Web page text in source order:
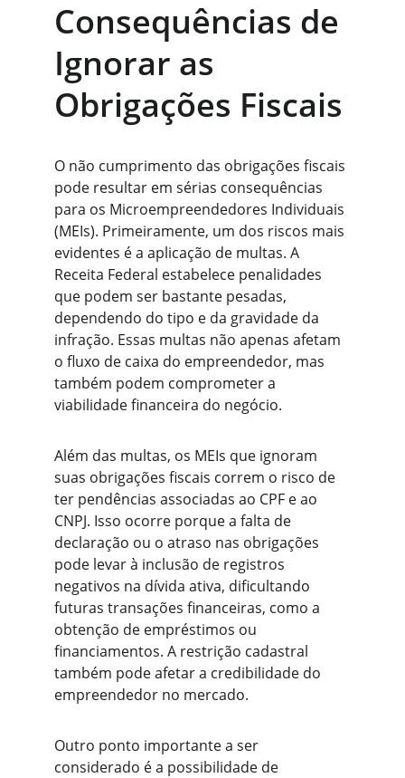
Consequências de
Ignorar as
Obrigações Fiscais
O não cumprimento das obrigações fiscais
pode resultar em sérias consequências
para os Microempreendedores Individuais
(MEIs). Primeiramente, um dos riscos mais
evidentes é a aplicação de multas. A
Receita Federal estabelece penalidades
que podem ser bastante pesadas,
dependendo do tipo e da gravidade da
infração. Essas multas não apenas afetam
o fluxo de caixa do empreendedor, mas
também podem comprometer a
viabilidade financeira do negócio.
Além das multas, os MEIs que ignoram
suas obrigações fiscais correm o risco de
ter pendências associadas ao CPF e ao
CNPJ. Isso ocorre porque a falta de
declaração ou o atraso nas obrigações
pode levar à inclusão de registros
negativos na dívida ativa, dificultando
futuras transações financeiras, como a
obtenção de empréstimos ou
financiamentos. A restrição cadastral
também pode afetar a credibilidade do
empreendedor no mercado.
Outro ponto importante a ser
considerado é a possibilidade de